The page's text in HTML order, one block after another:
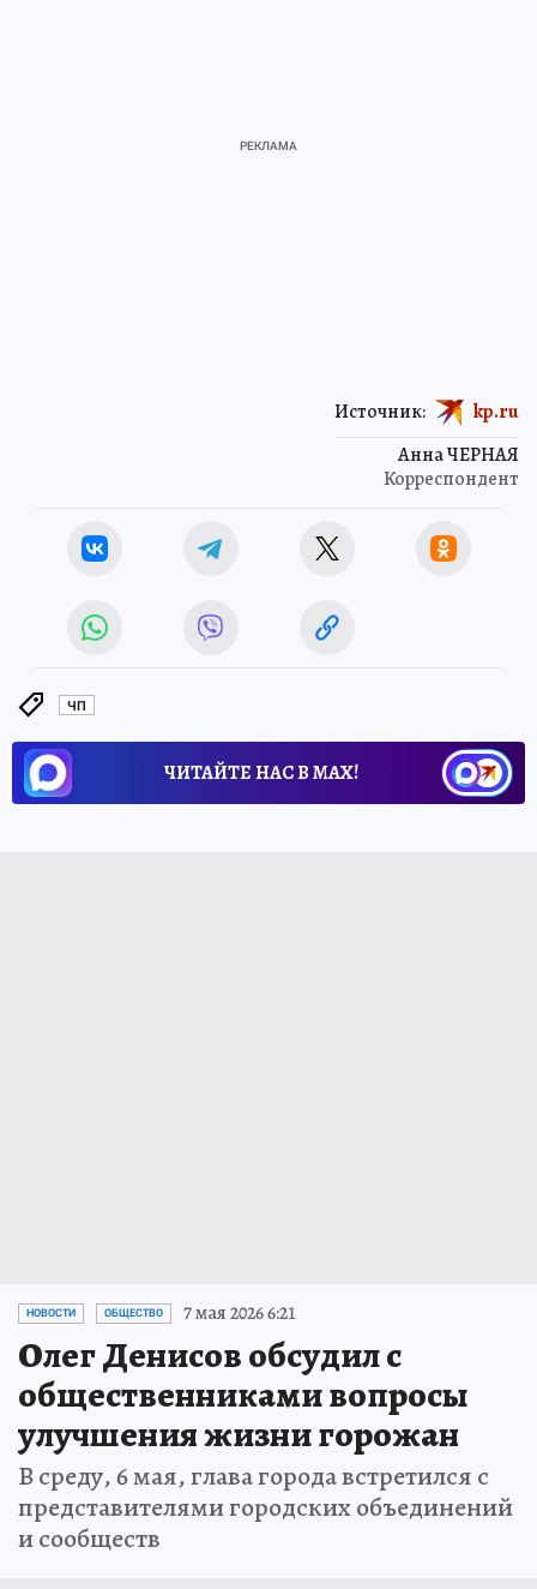
Анна ЧЕРНАЯ
Корреспондент
Источник: kp.ru
ЧП
ЧИТАЙТЕ НАС В МАХ!
НОВОСТИ ОБЩЕСТВО 7 мая 2026 6:21
Олег Денисов обсудил с
общественниками вопросы
улучшения жизни горожан
В среду, 6 мая, глава города встретился с
представителями городских объединений
и сообществ